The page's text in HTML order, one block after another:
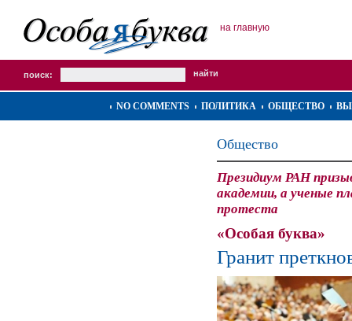
на главную
поиск:
NO COMMENTS ПОЛИТИКА ОБЩЕСТВО
Общество
Президиум РАН
академии, а ученые
протеста
«Особая буква»
Гранит